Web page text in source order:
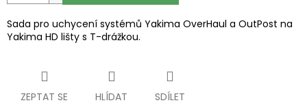
Sada pro uchycení systémů Yakima OverHaul a OutPost na
Yakima HD lišty s T-drážkou.
ZEPTAT SE HLÍDAT SDÍLET